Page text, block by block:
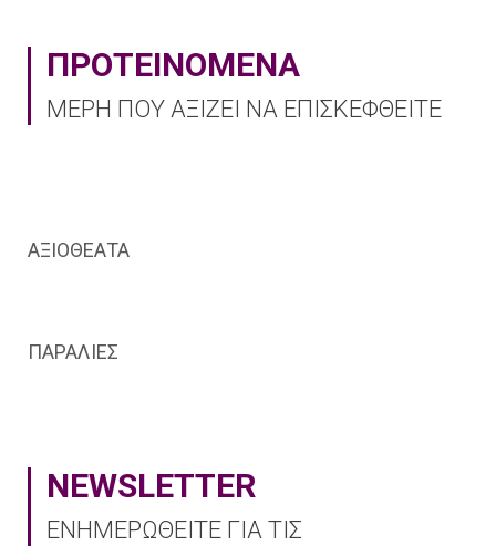
ΠΡΟΤΕΙΝΟΜΕΝΑ
ΜΕΡΗ ΠΟΥ ΑΞΙΖΕΙ ΝΑ ΕΠΙΣΚΕΦΘΕΙΤΕ
ΑΞΙΟΘΕΑΤΑ
ΠΑΡΑΛΙΕΣ
NEWSLETTER
ΕΝΗΜΕΡΩΘΕΙΤΕ ΓΙΑ ΤΙΣ